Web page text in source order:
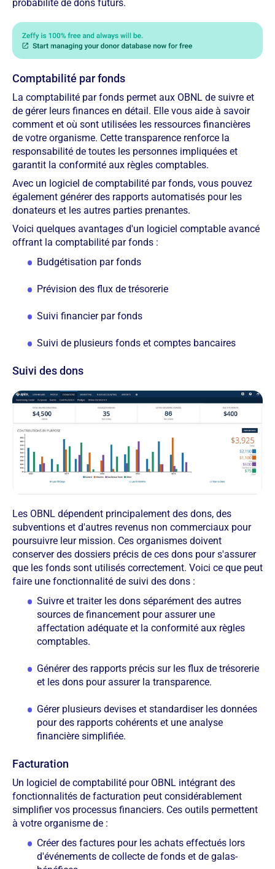
probabilité de dons futurs.
Comptabilité par fonds
La comptabilité par fonds permet aux OBNL de suivre et
de gérer leurs finances en détail. Elle vous aide à savoir
comment et où sont utilisées les ressources financières
de votre organisme. Cette transparence renforce la
responsabilité de toutes les personnes impliquées et
garantit la conformité aux règles comptables.
Avec un logiciel de comptabilité par fonds, vous pouvez
également générer des rapports automatisés pour les
donateurs et les autres parties prenantes.
Voici quelques avantages d'un logiciel comptable avancé
offrant la comptabilité par fonds :
Budgétisation par fonds
Prévision des flux de trésorerie
Suivi financier par fonds
Suivi de plusieurs fonds et comptes bancaires
Suivi des dons
Les OBNL dépendent principalement des dons, des
subventions et d'autres revenus non commerciaux pour
poursuivre leur mission. Ces organismes doivent
conserver des dossiers précis de ces dons pour s'assurer
que les fonds sont utilisés correctement. Voici ce que peut
faire une fonctionnalité de suivi des dons :
Suivre et traiter les dons séparément des autres
sources de financement pour assurer une
affectation adéquate et la conformité aux règles
comptables.
Générer des rapports précis sur les flux de trésorerie
et les dons pour assurer la transparence.
Gérer plusieurs devises et standardiser les données
pour des rapports cohérents et une analyse
financière simplifiée.
Facturation
Un logiciel de comptabilité pour OBNL intégrant des
fonctionnalités de facturation peut considérablement
simplifier vos processus financiers. Ces outils permettent
à votre organisme de :
Créer des factures pour les achats effectués lors
d'événements de collecte de fonds et de galas-